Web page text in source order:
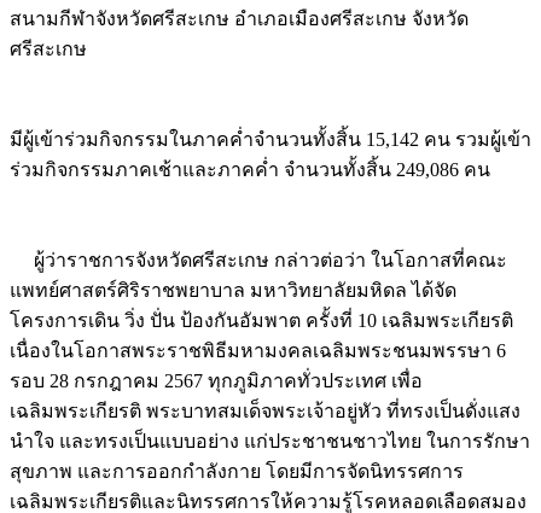
สนามกีฬาจังหวัดศรีสะเกษ อำเภอเมืองศรีสะเกษ จังหวัด
ศรีสะเกษ
มีผู้เข้าร่วมกิจกรรมในภาคค่ำจำนวนทั้งสิ้น 15,142 คน รวมผู้เข้า
ร่วมกิจกรรมภาคเช้าและภาคค่ำ จำนวนทั้งสิ้น 249,086 คน
ผู้ว่าราชการจังหวัดศรีสะเกษ กล่าวต่อว่า ในโอกาสที่คณะ
แพทย์ศาสตร์ศิริราชพยาบาล มหาวิทยาลัยมหิดล ได้จัด
โครงการเดิน วิ่ง ปั่น ป้องกันอัมพาต ครั้งที่ 10 เฉลิมพระเกียรติ
เนื่องในโอกาสพระราชพิธีมหามงคลเฉลิมพระชนมพรรษา 6
รอบ 28 กรกฎาคม 2567 ทุกภูมิภาคทั่วประเทศ เพื่อ
เฉลิมพระเกียรติ พระบาทสมเด็จพระเจ้าอยู่หัว ที่ทรงเป็นดั่งแสง
นำใจ และทรงเป็นแบบอย่าง แก่ประชาชนชาวไทย ในการรักษา
สุขภาพ และการออกกำลังกาย โดยมีการจัดนิทรรศการ
เฉลิมพระเกียรติและนิทรรศการให้ความรู้โรคหลอดเลือดสมอง